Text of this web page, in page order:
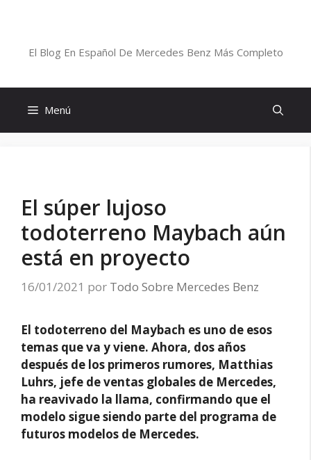
El Blog En Español De Mercedes Benz Más Completo
Menú
El súper lujoso
todoterreno Maybach aún
está en proyecto
16/01/2021 por Todo Sobre Mercedes Benz
El todoterreno del Maybach es uno de esos
temas que va y viene. Ahora, dos años
después de los primeros rumores, Matthias
Luhrs, jefe de ventas globales de Mercedes,
ha reavivado la llama, confirmando que el
modelo sigue siendo parte del programa de
futuros modelos de Mercedes.